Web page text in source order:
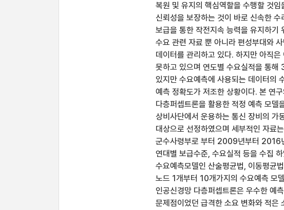
복원 및 유지의 핵심역할을 수행할 것
신뢰성을 보장하는 것이 바로 신속한
보급을 통한 작전지속 능력을 유지하
수요 관련 자료 뿐 아니라 편성부대와
데이터를 관리하고 있다. 하지만 아직
못하고 있으며 연도별 수요실적을 통
있지만 수요예측에 사용되는 데이터의
예측 정확도가 저조한 상황이다. 본 연
다층퍼셉트론을 활용한 적정 예측 모델
상비사단에서 운용하는 통신 장비의
대상으로 선정하였으며 세부적인 자료
군수사령부로 부터 2009년부터 2016
연대별 보급수준, 수요실적 등을 수집
수요예측모델인 산술평균법, 이동평균
노드 1개부터 10개가지의 수요예측 모
인공신경망 다층퍼셉트론은 우수한 예
문제점이었던 급격한 소요 변화와 적은